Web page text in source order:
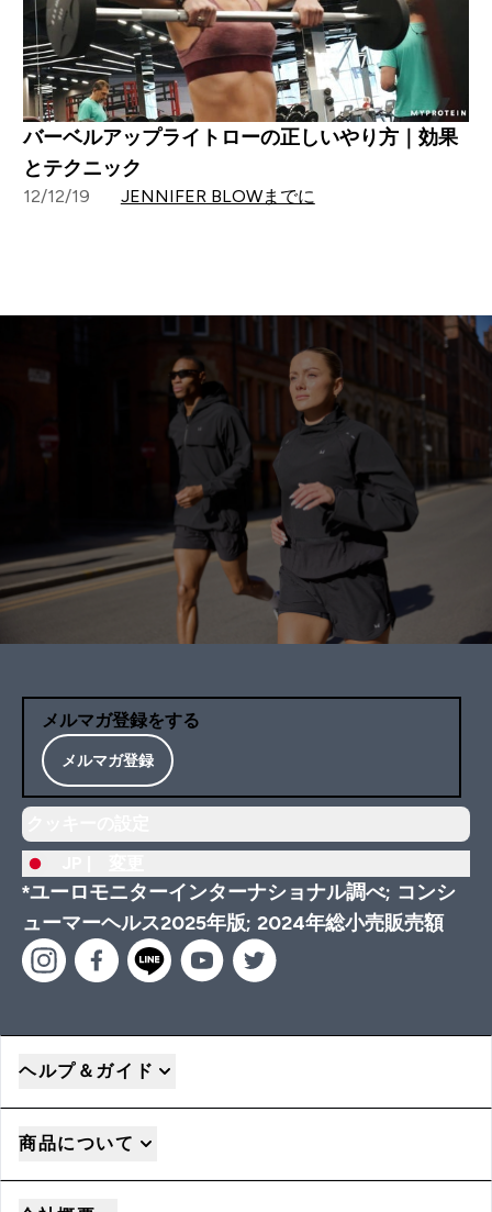
バーベルアップライトローの正しいやり方｜効果
とテクニック
12/12/19 JENNIFER BLOWまでに
メルマガ登録をする
メルマガ登録
*ユーロモニターインターナショナル調べ; コンシ
ューマーヘルス2025年版; 2024年総小売販売額
ヘルプ＆ガイド
商品について